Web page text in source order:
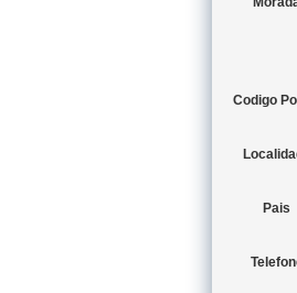
Codigo
Pais